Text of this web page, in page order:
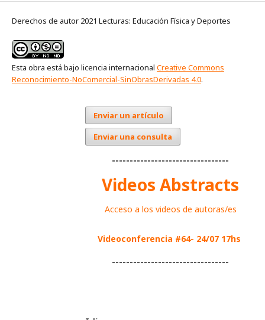
Derechos de autor 2021 Lecturas: Educación Física y Deportes
Esta obra está bajo licencia internacional Creative Commons
Reconocimiento-NoComercial-SinObrasDerivadas 4.0.
Enviar un artículo
Enviar una consulta
---------------------------------
Videos Abstracts
Acceso a los videos de autoras/es
Videoconferencia #64- 24/07 17hs
---------------------------------